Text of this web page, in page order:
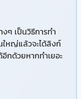
ๆ เป็นวิธีการทำ
ใหญ่แล้วจะได้ลิงก์
กด้วยหากทำเยอะ